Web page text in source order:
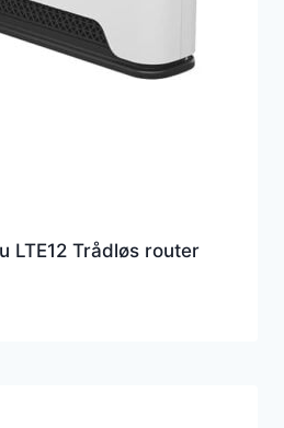
LTE12 Trådløs router